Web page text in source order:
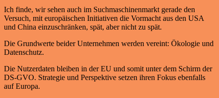
Ich finde, wir sehen auch im Suchmaschinenmarkt gerade den
Versuch, mit europäischen Initiativen die Vormacht aus den USA
und China einzuschränken, spät, aber nicht zu spät.
Die Grundwerte beider Unternehmen werden vereint: Ökologie und
Datenschutz.
Die Nutzerdaten bleiben in der EU und somit unter dem Schirm der
DS-GVO. Strategie und Perspektive setzen ihren Fokus ebenfalls
auf Europa.